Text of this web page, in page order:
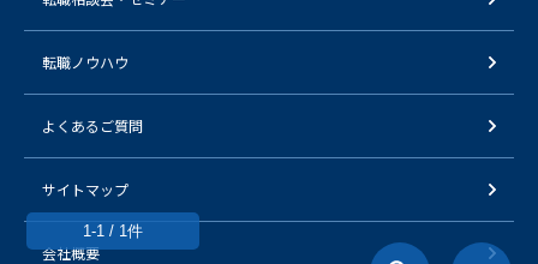
1-1 / 1件
転職ノウハウ
よくあるご質問
サイトマップ
会社概要